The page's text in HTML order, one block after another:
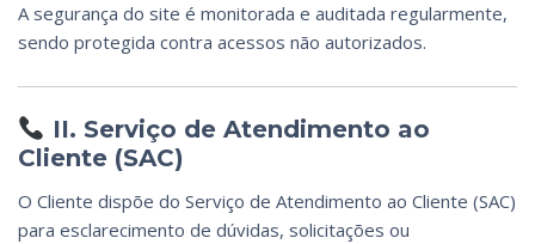
A segurança do site é monitorada e auditada regularmente,
sendo protegida contra acessos não autorizados.
II. Serviço de Atendimento ao
Cliente (SAC)
O Cliente dispõe do Serviço de Atendimento ao Cliente (SAC)
para esclarecimento de dúvidas, solicitações ou